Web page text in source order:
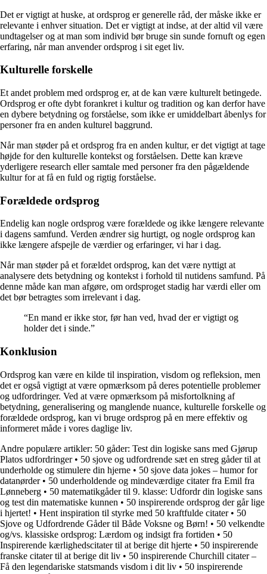
Det er vigtigt at huske, at ordsprog er generelle råd, der måske ikke er
relevante i enhver situation. Det er vigtigt at indse, at der altid vil være
undtagelser og at man som individ bør bruge sin sunde fornuft og egen
erfaring, når man anvender ordsprog i sit eget liv.
Kulturelle forskelle
Et andet problem med ordsprog er, at de kan være kulturelt betingede.
Ordsprog er ofte dybt forankret i kultur og tradition og kan derfor have
en dybere betydning og forståelse, som ikke er umiddelbart åbenlys for
personer fra en anden kulturel baggrund.
Når man støder på et ordsprog fra en anden kultur, er det vigtigt at tage
højde for den kulturelle kontekst og forståelsen. Dette kan kræve
yderligere research eller samtale med personer fra den pågældende
kultur for at få en fuld og rigtig forståelse.
Forældede ordsprog
Endelig kan nogle ordsprog være forældede og ikke længere relevante
i dagens samfund. Verden ændrer sig hurtigt, og nogle ordsprog kan
ikke længere afspejle de værdier og erfaringer, vi har i dag.
Når man støder på et forældet ordsprog, kan det være nyttigt at
analysere dets betydning og kontekst i forhold til nutidens samfund. På
denne måde kan man afgøre, om ordsproget stadig har værdi eller om
det bør betragtes som irrelevant i dag.
“En mand er ikke stor, før han ved, hvad der er vigtigt og
holder det i sinde.”
Konklusion
Ordsprog kan være en kilde til inspiration, visdom og refleksion, men
det er også vigtigt at være opmærksom på deres potentielle problemer
og udfordringer. Ved at være opmærksom på misfortolkning af
betydning, generalisering og manglende nuance, kulturelle forskelle og
forældede ordsprog, kan vi bruge ordsprog på en mere effektiv og
informeret måde i vores daglige liv.
Andre populære artikler: 50 gåder: Test din logiske sans med Gjørup
Platos udfordringer• 50 sjove og udfordrende sæt en streg gåder til at
underholde og stimulere din hjerne • 50 sjove data jokes – humor for
datanørder• 50 underholdende og mindeværdige citater fra Emil fra
Lønneberg • 50 matematikgåder til 9. klasse: Udfordr din logiske sans
og test din matematiske kunnen • 50 inspirerende ordsprog der går lige
i hjertet! • Hent inspiration til styrke med 50 kraftfulde citater• 50
Sjove og Udfordrende Gåder til Både Voksne og Børn! • 50 velkendte
og/vs. klassiske ordsprog: Lærdom og indsigt fra fortiden • 50
Inspirerende kærlighedscitater til at berige dit hjerte • 50 inspirerende
franske citater til at berige dit liv • 50 inspirerende Churchill citater –
Få den legendariske statsmands visdom i dit liv • 50 inspirerende